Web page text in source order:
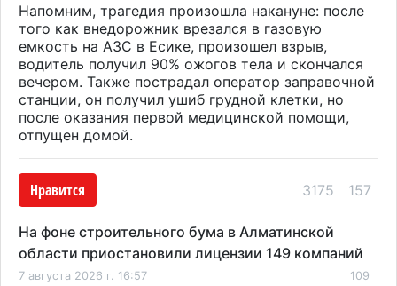
Напомним, трагедия произошла накануне: после
того как внедорожник врезался в газовую
емкость на АЗС в Есике, произошел взрыв,
водитель получил 90% ожогов тела и скончался
вечером. Также пострадал оператор заправочной
станции, он получил ушиб грудной клетки, но
после оказания первой медицинской помощи,
отпущен домой.
Нравится 3175 157
На фоне строительного бума в Алматинской
области приостановили лицензии 149 компаний
7 августа 2026 г. 16:57 109